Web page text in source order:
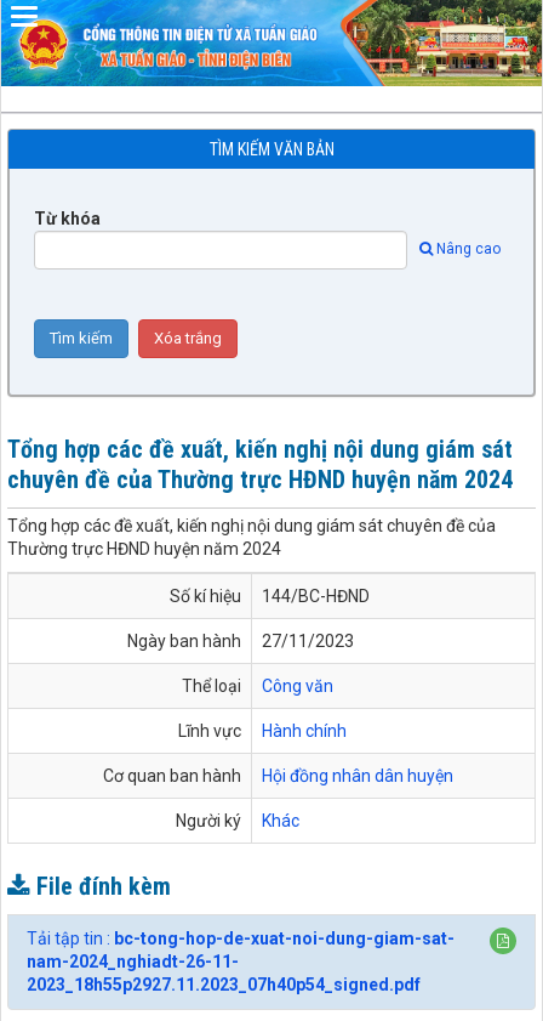
TÌM KIẾM VĂN BẢN
Từ khóa
Nâng cao
Tổng hợp các đề xuất, kiến nghị nội dung giám sát
chuyên đề của Thường trực HĐND huyện năm 2024
Tổng hợp các đề xuất, kiến nghị nội dung giám sát chuyên đề của
Thường trực HĐND huyện năm 2024
Số kí hiệu 144/BC-HĐND
Ngày ban hành 27/11/2023
Thể loại Công văn
Lĩnh vực Hành chính
Cơ quan ban hành Hội đồng nhân dân huyện
Người ký Khác
File đính kèm
Tải tập tin : bc-tong-hop-de-xuat-noi-dung-giam-sat-
nam-2024_nghiadt-26-11-
2023_18h55p2927.11.2023_07h40p54_signed.pdf
Đã kết nối EMC